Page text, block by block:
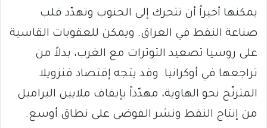
يمكنها أخيراً أن تتحرك إلى الجنوب وتهدّد قلب
صناعة النفط في العراق. ويمكن للعقوبات القاسية
على روسيا تصعيد التوترات مع الغرب، بدلاً من
تراجعها في أوكرانيا. وقد يتجه إقتصاد فنزويلا
المترنّح نحو الهاوية، مهدّداً بإيقاف ملايين البراميل
من إنتاج النفط ونشر الفوضى على نطاق أوسع.